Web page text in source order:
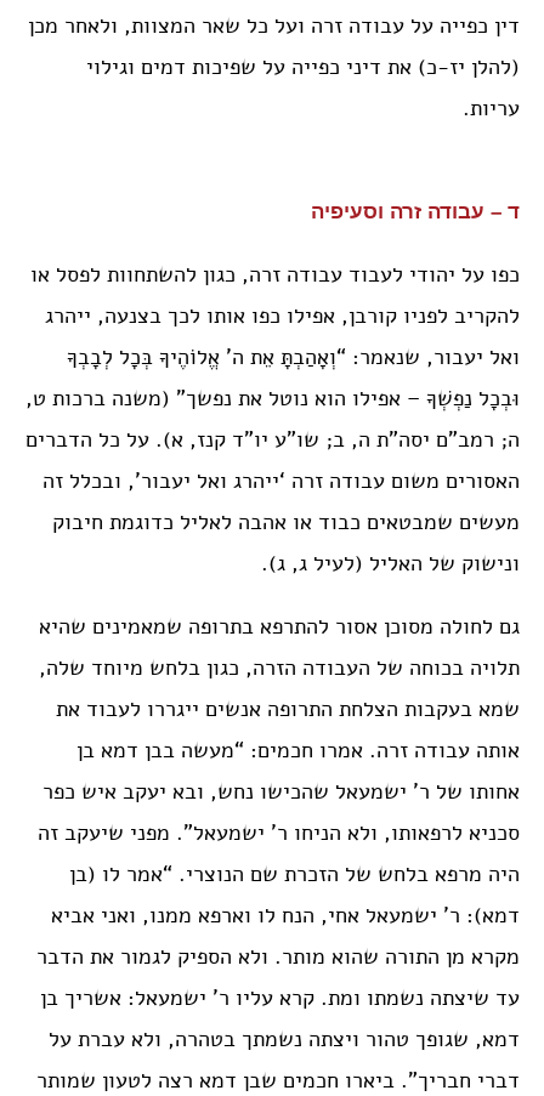
דין כפייה על עבודה זרה ועל כל שאר המצוות, ולאחר מכן
(להלן יז-כ) את דיני כפייה על שפיכות דמים וגילוי
עריות.
ד – עבודה זרה וסעיפיה
כפו על יהודי לעבוד עבודה זרה, כגון להשתחוות לפסל או
להקריב לפניו קורבן, אפילו כפו אותו לכך בצנעה, ייהרג
ואל יעבור, שנאמר: “וְאָהַבְתָּ אֵת ה’ אֱלוֹהֶיךָ בְּכָל לְבָבְךָ
וּבְכָל נַפְשְׁךָ – אפילו הוא נוטל את נפשך” (משנה ברכות ט,
ה; רמב”ם יסה”ת ה, ב; שו”ע יו”ד קנז, א). על כל הדברים
האסורים משום עבודה זרה ‘ייהרג ואל יעבור’, ובכלל זה
מעשים שמבטאים כבוד או אהבה לאליל כדוגמת חיבוק
ונישוק של האליל (לעיל ג, ג).
גם לחולה מסוכן אסור להתרפא בתרופה שמאמינים שהיא
תלויה בכוחה של העבודה הזרה, כגון בלחש מיוחד שלה,
שמא בעקבות הצלחת התרופה אנשים ייגררו לעבוד את
אותה עבודה זרה. אמרו חכמים: “מעשה בבן דמא בן
אחותו של ר’ ישמעאל שהכישו נחש, ובא יעקב איש כפר
סכניא לרפאותו, ולא הניחו ר’ ישמעאל”. מפני שיעקב זה
היה מרפא בלחש של הזכרת שם הנוצרי. “אמר לו (בן
דמא): ר’ ישמעאל אחי, הנח לו וארפא ממנו, ואני אביא
מקרא מן התורה שהוא מותר. ולא הספיק לגמור את הדבר
עד שיצתה נשמתו ומת. קרא עליו ר’ ישמעאל: אשריך בן
דמא, שגופך טהור ויצתה נשמתך בטהרה, ולא עברת על
דברי חבריך”. ביארו חכמים שבן דמא רצה לטעון שמותר